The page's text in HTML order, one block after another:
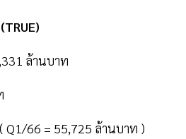
ล้านบาท
Q1/66 = 55,725 ล้านบาท )